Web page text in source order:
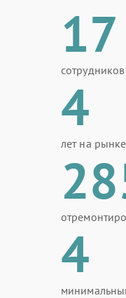
17
4
лет на рынке
4